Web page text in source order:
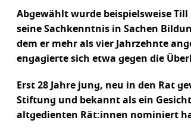
Abgewählt wurde beispielsweise
seine Sachkenntnis in Sachen
dem er mehr als vier Jahrzehnte
engagierte sich etwa gegen die
Erst 28 Jahre jung, neu in den Rat
Stiftung und bekannt als ein
altgedienten Rät:innen nominiert